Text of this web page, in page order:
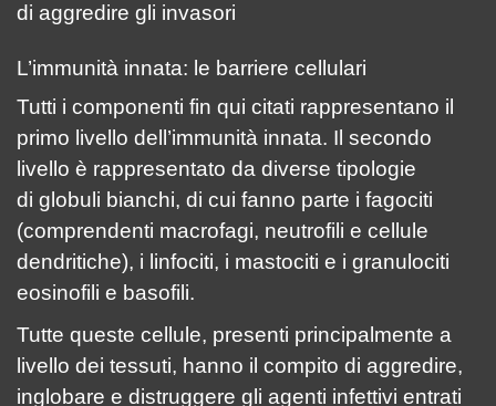
di aggredire gli invasori
L’immunità innata: le barriere cellulari
Tutti i componenti fin qui citati rappresentano il
primo livello dell’immunità innata. Il secondo
livello è rappresentato da diverse tipologie
di globuli bianchi, di cui fanno parte i fagociti
(comprendenti macrofagi, neutrofili e cellule
dendritiche), i linfociti, i mastociti e i granulociti
eosinofili e basofili.
Tutte queste cellule, presenti principalmente a
livello dei tessuti, hanno il compito di aggredire,
inglobare e distruggere gli agenti infettivi entrati